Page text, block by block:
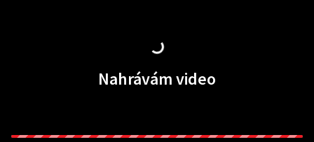
Nahrávám video